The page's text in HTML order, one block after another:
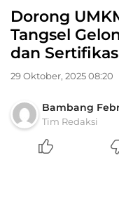
Dorong
Tangsel
dan
29 Oktober, 2025 08:20
Bambang
Tim Redaksi